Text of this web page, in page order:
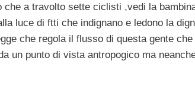
a travolto sette ciclisti ,vedi la
luce di ftti che indignano e ledono la
che regola il flusso di questa gente che
un punto di vista antropogico ma